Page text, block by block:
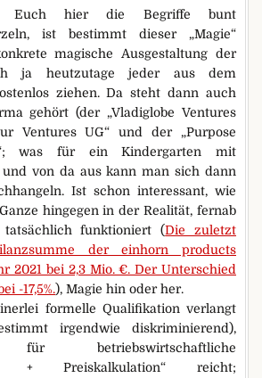
Euch hier die Begriffe bunt
ist bestimmt dieser „Magie“
magische Ausgestaltung der
ja heutzutage jeder aus dem
ziehen. Da steht dann auch
gehört (der „Vladiglobe Ventures
Ventures UG“ und der „Purpose
was für ein Kindergarten mit
und von da aus kann man sich dann
Ist schon interessant, wie
hingegen in der Realität, fernab
tatsächlich funktioniert (Die zuletzt
der einhorn products
2021 bei 2,3 Mio. €. Der Unterschied
-17,5%.), Magie hin oder her.
formelle Qualifikation verlangt
irgendwie diskriminierend),
für betriebswirtschaftliche
+ Preiskalkulation“ reicht;